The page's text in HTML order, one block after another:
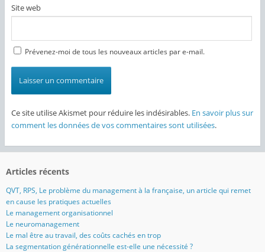
Site web
Prévenez-moi de tous les nouveaux articles par e-mail.
Ce site utilise Akismet pour réduire les indésirables. En savoir plus sur
comment les données de vos commentaires sont utilisées.
Articles récents
QVT, RPS, Le problème du management à la française, un article qui remet
en cause les pratiques actuelles
Le management organisationnel
Le neuromanagement
Le mal être au travail, des coûts cachés en trop
La segmentation générationnelle est-elle une nécessité ?